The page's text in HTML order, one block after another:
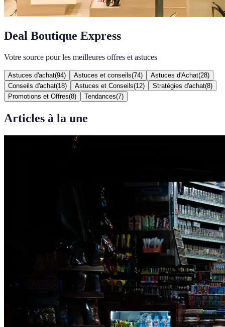
Deal Boutique Express
Votre source pour les meilleures offres et astuces
Astuces d'achat(94) Astuces et conseils(74) Astuces d'Achat(28)
Conseils d'achat(18) Astuces et Conseils(12) Stratégies d'achat(8)
Promotions et Offres(8) Tendances(7)
Articles à la une